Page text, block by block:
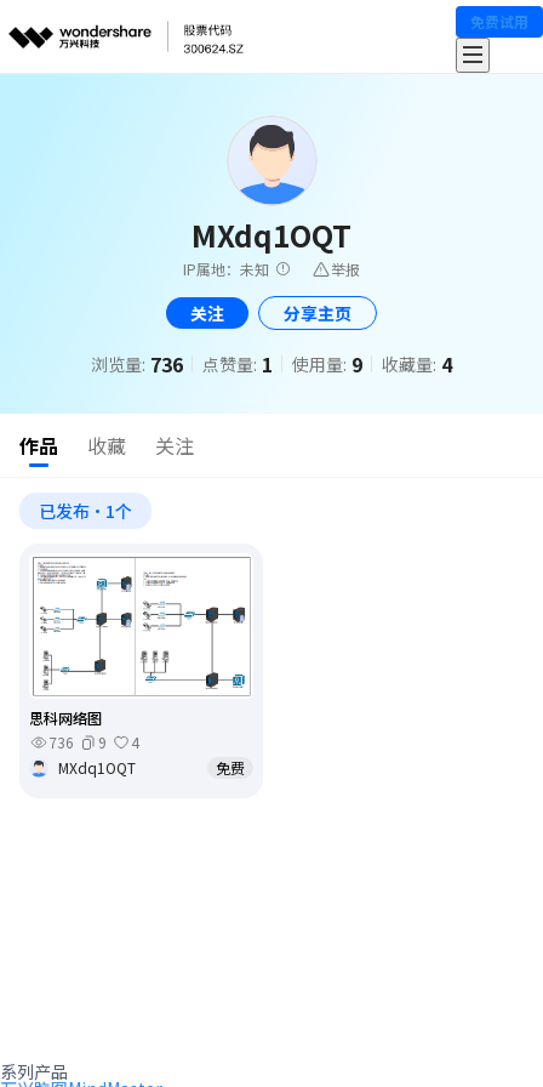
免费试用
MXdq1OQT
IP属地：未知 举报
关注 分享主页
浏览量: 736 点赞量: 1 使用量: 9 收藏量: 4
作品 收藏 关注
已发布·1个
思科网络图
736
9
4
MXdq1OQT
免费
系列产品